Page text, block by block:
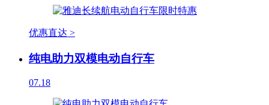
优惠直达 >
纯电助力双模电动自行车
07.18